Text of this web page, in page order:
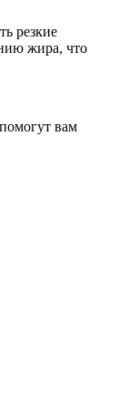
резкие
жира, что
вам